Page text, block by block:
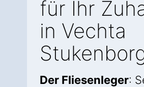
für Ihr
in Vechta
Der Fliesenleger: